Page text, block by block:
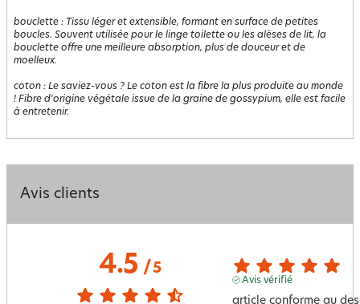
bouclette : Tissu léger et extensible, formant en surface de petites
boucles. Souvent utilisée pour le linge toilette ou les alèses de lit, la
bouclette offre une meilleure absorption, plus de douceur et de
moelleux.
coton : Le saviez-vous ? Le coton est la fibre la plus produite au monde
! Fibre d'origine végétale issue de la graine de gossypium, elle est facile
à entretenir.
Avis clients
4.5/ 5
Avis vérifié
article conforme au